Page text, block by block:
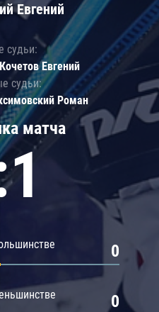
матча
0
0
Евгений
судьи:
Евгений
судьи:
Роман